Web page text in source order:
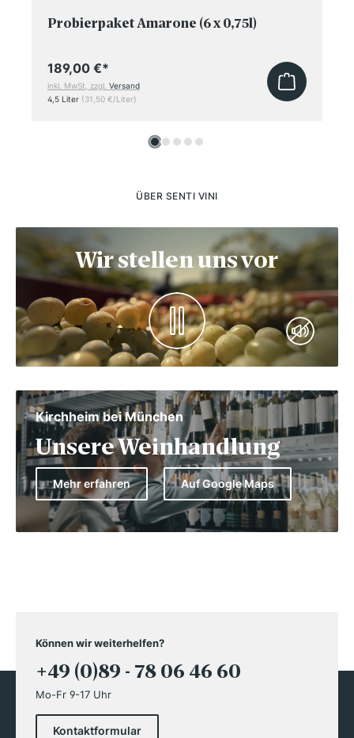
Probierpaket Amarone (6 x 0,75l)
189,00 €*
inkl. MwSt, zzgl. Versand
4,5 Liter (31,50 €/Liter)
ÜBER SENTI VINI
Wir stellen uns vor
Kirchheim bei München
Unsere Weinhandlung
Mehr erfahren Auf Google Maps
Können wir weiterhelfen?
+49 (0)89 - 78 06 46 60
Mo-Fr 9-17 Uhr
Kontaktformular